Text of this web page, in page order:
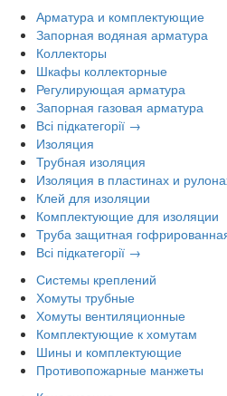
Арматура и комплектующие
Запорная водяная арматура
Коллекторы
Шкафы коллекторные
Регулирующая арматура
Запорная газовая арматура
Всі підкатегорії →
Изоляция
Трубная изоляция
Изоляция в пластинах и
Клей для изоляции
Комплектующие для изоляции
Труба защитная
Всі підкатегорії →
Системы креплений
Хомуты трубные
Хомуты вентиляционные
Комплектующие к хомутам
Шины и комплектующие
Противопожарные манжеты